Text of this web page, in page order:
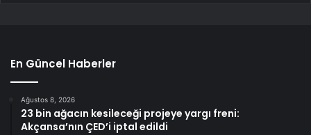
En Güncel Haberler
Ağustos 8, 2026
23 bin ağacın kesileceği projeye yargı freni:
Akçansa’nın ÇED’i iptal edildi